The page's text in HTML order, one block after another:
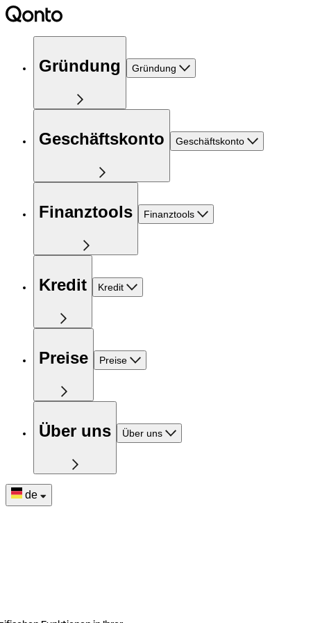
Gründung Gründung
Geschäftskonto Geschäftskonto
Finanztools Finanztools
Kredit Kredit
Preise Preise
Über uns Über uns
de